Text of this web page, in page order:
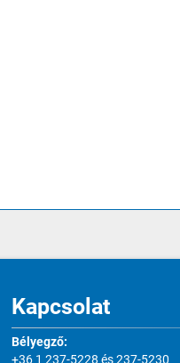
Kapcsolat
Bélyegző:
+36 1 237-5228 és 237-5230